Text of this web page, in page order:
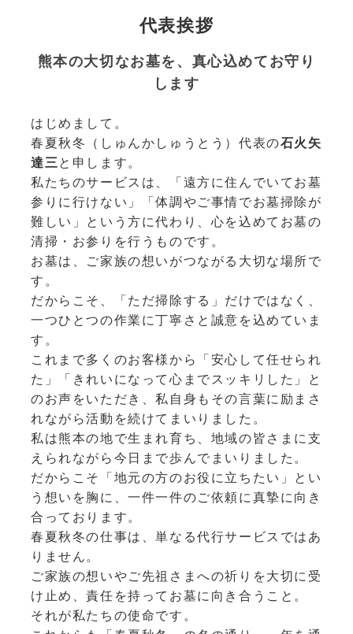
代表挨拶
熊本の大切なお墓を、真心込めてお守り
します
はじめまして。
春夏秋冬（しゅんかしゅうとう）代表の石火矢
達三 と申します。
私たちのサービスは、「遠方に住んでいてお墓
参りに行けない」「体調やご事情でお墓掃除が
難しい」という方に代わり、心を込めてお墓の
清掃・お参りを行うものです。
お墓は、ご家族の想いがつながる大切な場所で
す。
だからこそ、「ただ掃除する」だけではなく、
一つひとつの作業に丁寧さと誠意を込めていま
す。
これまで多くのお客様から「安心して任せられ
た」「きれいになって心までスッキリした」と
のお声をいただき、私自身もその言葉に励まさ
れながら活動を続けてまいりました。
私は熊本の地で生まれ育ち、地域の皆さまに支
えられながら今日まで歩んでまいりました。
だからこそ「地元の方のお役に立ちたい」とい
う想いを胸に、一件一件のご依頼に真摯に向き
合っております。
春夏秋冬の仕事は、単なる代行サービスではあ
りません。
ご家族の想いやご先祖さまへの祈りを大切に受
け止め、責任を持ってお墓に向き合うこと。
それが私たちの使命です。